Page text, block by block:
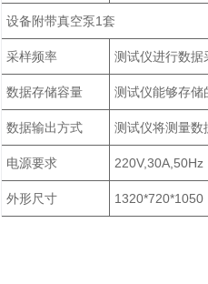
设备附带真空泵1套
采样频率 测试仪进行数据
数据存储容量 测试仪能够存储
数据输出方式 测试仪将测量数
电源要求 220V,30A,50Hz
外形尺寸 1320*720*1050